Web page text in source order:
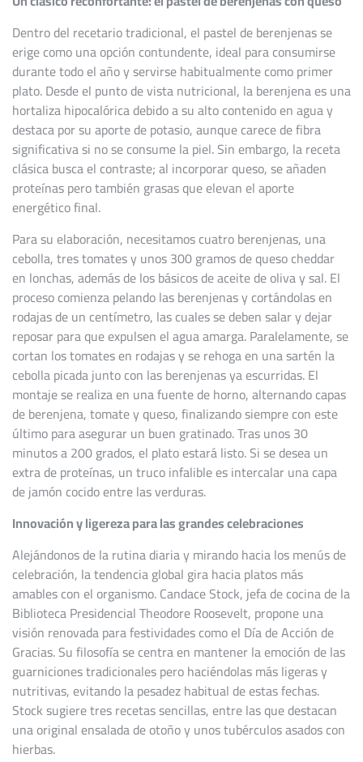
Dentro del recetario tradicional, el pastel de berenjenas se
erige como una opción contundente, ideal para consumirse
durante todo el año y servirse habitualmente como primer
plato. Desde el punto de vista nutricional, la berenjena es una
hortaliza hipocalórica debido a su alto contenido en agua y
destaca por su aporte de potasio, aunque carece de fibra
significativa si no se consume la piel. Sin embargo, la receta
clásica busca el contraste; al incorporar queso, se añaden
proteínas pero también grasas que elevan el aporte
energético final.
Para su elaboración, necesitamos cuatro berenjenas, una
cebolla, tres tomates y unos 300 gramos de queso cheddar
en lonchas, además de los básicos de aceite de oliva y sal. El
proceso comienza pelando las berenjenas y cortándolas en
rodajas de un centímetro, las cuales se deben salar y dejar
reposar para que expulsen el agua amarga. Paralelamente, se
cortan los tomates en rodajas y se rehoga en una sartén la
cebolla picada junto con las berenjenas ya escurridas. El
montaje se realiza en una fuente de horno, alternando capas
de berenjena, tomate y queso, finalizando siempre con este
último para asegurar un buen gratinado. Tras unos 30
minutos a 200 grados, el plato estará listo. Si se desea un
extra de proteínas, un truco infalible es intercalar una capa
de jamón cocido entre las verduras.
Innovación y ligereza para las grandes celebraciones
Alejándonos de la rutina diaria y mirando hacia los menús de
celebración, la tendencia global gira hacia platos más
amables con el organismo. Candace Stock, jefa de cocina de la
Biblioteca Presidencial Theodore Roosevelt, propone una
visión renovada para festividades como el Día de Acción de
Gracias. Su filosofía se centra en mantener la emoción de las
guarniciones tradicionales pero haciéndolas más ligeras y
nutritivas, evitando la pesadez habitual de estas fechas.
Stock sugiere tres recetas sencillas, entre las que destacan
una original ensalada de otoño y unos tubérculos asados con
hierbas.